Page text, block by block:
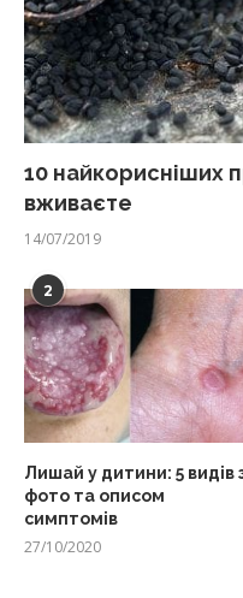
10 найкорисніших
вживаєте
14/07/2019
2
Лишай у дитини: 5 видів
фото та описом
симптомів
27/10/2020